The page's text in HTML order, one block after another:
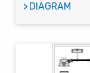
DIAGRAM